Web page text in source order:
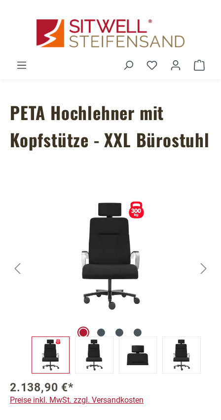
Du hast 0
PETA Hochlehner mit
Kopfstütze - XXL Bürostuhl
Bildergalerie überspringen
2.138,90 €*
Preise inkl. MwSt. zzgl. Versandkosten